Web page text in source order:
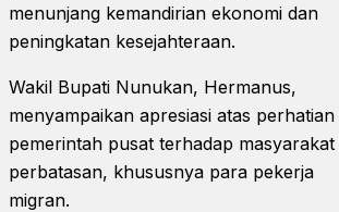
menunjang kemandirian ekonomi dan
peningkatan kesejahteraan.
Wakil Bupati Nunukan, Hermanus,
menyampaikan apresiasi atas perhatian
pemerintah pusat terhadap masyarakat
perbatasan, khususnya para pekerja
migran.